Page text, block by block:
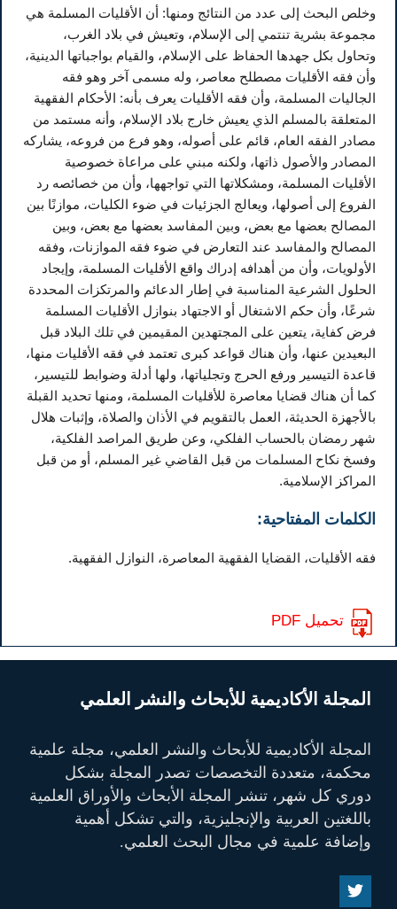
وخلص البحث إلى عدد من النتائج ومنها: أن الأقليات المسلمة هي
مجموعة بشرية تنتمي إلى الإسلام، وتعيش في بلاد الغرب،
وتحاول بكل جهدها الحفاظ على الإسلام، والقيام بواجباتها الدينية،
وأن فقه الأقليات مصطلح معاصر، وله مسمى آخر وهو فقه
الجاليات المسلمة، وأن فقه الأقليات يعرف بأنه: الأحكام الفقهية
المتعلقة بالمسلم الذي يعيش خارج بلاد الإسلام، وأنه مستمد من
مصادر الفقه العام، قائم على أصوله، وهو فرع من فروعه، يشاركه
المصادر والأصول ذاتها، ولكنه مبني على مراعاة خصوصية
الأقليات المسلمة، ومشكلاتها التي تواجهها، وأن من خصائصه رد
الفروع إلى أصولها، ويعالج الجزئيات في ضوء الكليات، موازنًا بين
المصالح بعضها مع بعض، وبين المفاسد بعضها مع بعض، وبين
المصالح والمفاسد عند التعارض في ضوء فقه الموازنات، وفقه
الأولويات، وأن من أهدافه إدراك واقع الأقليات المسلمة، وإيجاد
الحلول الشرعية المناسبة في إطار الدعائم والمرتكزات المحددة
شرعًا، وأن حكم الاشتغال أو الاجتهاد بنوازل الأقليات المسلمة
فرض كفاية، يتعين على المجتهدين المقيمين في تلك البلاد قبل
البعيدين عنها، وأن هناك قواعد كبرى تعتمد في فقه الأقليات منها،
قاعدة التيسير ورفع الحرج وتجلياتها، ولها أدلة وضوابط للتيسير،
كما أن هناك قضايا معاصرة للأقليات المسلمة، ومنها تحديد القبلة
بالأجهزة الحديثة، العمل بالتقويم في الأذان والصلاة، وإثبات هلال
شهر رمضان بالحساب الفلكي، وعن طريق المراصد الفلكية،
وفسخ نكاح المسلمات من قبل القاضي غير المسلم، أو من قبل
المراكز الإسلامية.
الكلمات المفتاحية:
فقه الأقليات، القضايا الفقهية المعاصرة، النوازل الفقهية.
تحميل PDF
المجلة الأكاديمية للأبحاث والنشر العلمي
المجلة الأكاديمية للأبحاث والنشر العلمي، مجلة علمية
محكمة، متعددة التخصصات تصدر المجلة بشكل
دوري كل شهر، تنشر المجلة الأبحاث والأوراق العلمية
باللغتين العربية والإنجليزية، والتي تشكل أهمية
وإضافة علمية في مجال البحث العلمي.